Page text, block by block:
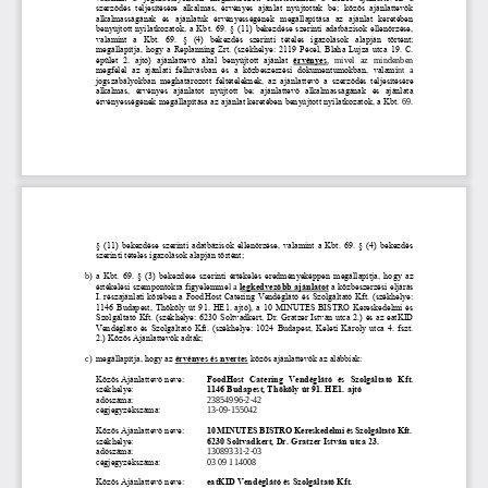
szerződés  teljesítésére  alkalmas,  érvényes  ajánlat  nyújtottak  be;  közös  ajánlattevők
alkalmasságának  és  ajánlatuk  érvényességének  megállapítása  az  ajánlat  keretében
benyújtott nyilatkozatok, a Kbt. 69. § (11) bekezdése szerinti adatbázisok ellenőrzése,
valamint  a  Kbt.  69.  §  (4)  bekezdés  szerinti  tételes  igazolások  alapján  történt;
megállapítja, hogy a Replanning Zrt. (székhelye: 2119 Pécel, Blaha Lujza utca 19. C.
épület  2.  ajtó)  ajánlattevő  által  benyújtott  ajánlat érvényes,  mivel  az  mindenben
megfelel  az  ajánlati  felhívásban  és  a  közbeszerzési  dokumentumokban,  valamint  a
jogszabályokban  meghatározott  feltételeknek,  az  ajánlattevő  a  szerződés  teljesítésére
alkalmas,  érvényes  ajánlatot  nyújtott  be;  ajánlattevő  alkalmasságának  és  ajánlata
érvényességének megállapítása az ajánlat keretében benyújtott nyilatkozatok, a Kbt. 69.
§ (11) bekezdése szerinti adatbázisok ellenőrzése, valamint a Kbt. 69. § (4) bekezdés
szerinti tételes igazolások alapján történt;
b) a Kbt. 69. § (3) bekezdése szerinti értékelés eredményeképpen megállapítja, hogy az
értékelési szempontokra figyelemmel a legkedvezőbb ajánlatot a közbeszerzési eljárás
I. részajánlati körében a FoodHost Catering Vendéglátó és Szolgáltató Kft. (székhelye:
1146 Budapest, Thököly út 91. HE1. ajtó), a 10 MINUTES BISTRO Kereskedelmi és
Szolgáltató Kft. (székhelye: 6230 Soltvadkert, Dr. Gratzer István utca 2.) és az eatKID
Vendéglátó és Szolgáltató Kft. (székhelye: 1024 Budapest, Keleti Károly utca 4. fszt.
2.) Közös Ajánlattevők adták;
c) megállapítja, hogy az érvényes és nyertes közös ajánlattevők az alábbiak:
Közös Ajánlattevő neve:
FoodHost  Catering  Vendéglátó  és  Szolgáltató  Kft.
székhelye:
1146 Budapest, Thököly út 91. HE1. ajtó
adószáma:
23854996-2-42
cégjegyzékszáma:
13-09-155042
Közös Ajánlattevő neve:
10 MINUTES BISTRO Kereskedelmi és Szolgáltató Kft.
székhelye:
6230 Soltvadkert, Dr. Gratzer István utca 23.
adószáma:
13089331-2-03
cégjegyzékszáma:
03 09 114008
Közös Ajánlattevő neve:
eatKID Vendéglátó és Szolgáltató Kft.